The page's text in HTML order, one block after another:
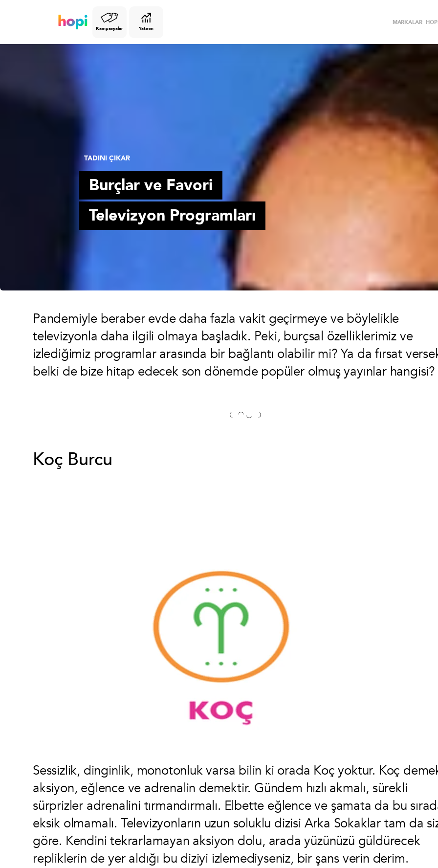
Kampanyalar Yatırım
MARKALAR
TADINI ÇIKAR
Burçlar ve Favori
Televizyon Programları
Pandemiyle beraber evde daha fazla vakit geçirmeye ve böylelikle
televizyonla daha ilgili olmaya başladık. Peki, burçsal özelliklerimiz ve
izlediğimiz programlar arasında bir bağlantı olabilir mi? Ya da fırsat
belki de bize hitap edecek son dönemde popüler olmuş yayınlar hangisi?
Koç Burcu
Sessizlik, dinginlik, monotonluk varsa bilin ki orada Koç yoktur. Koç
aksiyon, eğlence ve adrenalin demektir. Gündem hızlı akmalı, sürekli
sürprizler adrenalini tırmandırmalı. Elbette eğlence ve şamata da bu
eksik olmamalı. Televizyonların uzun soluklu dizisi Arka Sokaklar tam da
göre. Kendini tekrarlamayan aksiyon dolu, arada yüzünüzü güldürecek
repliklerin de yer aldığı bu diziyi izlemediyseniz, bir şans verin derim.